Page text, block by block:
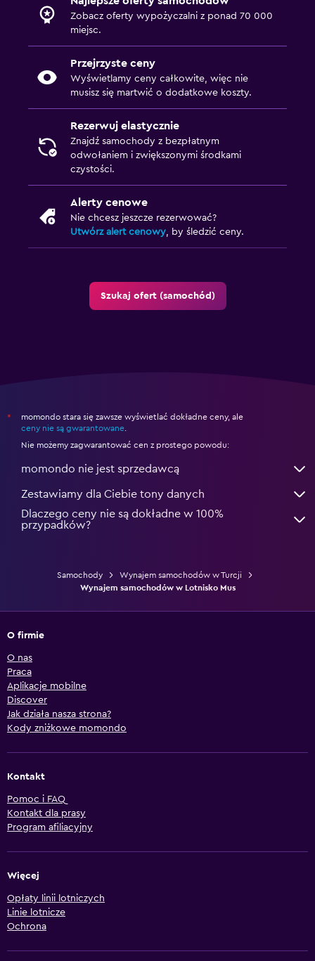
Zobacz oferty wypożyczalni z ponad 70 000
miejsc.
Przejrzyste ceny
Wyświetlamy ceny całkowite, więc nie
musisz się martwić o dodatkowe koszty.
Rezerwuj elastycznie
Znajdź samochody z bezpłatnym
odwołaniem i zwiększonymi środkami
czystości.
Alerty cenowe
Nie chcesz jeszcze rezerwować?
Utwórz alert cenowy, by śledzić ceny.
Szukaj ofert (samochód)
*
momondo stara się zawsze wyświetlać dokładne ceny, ale
ceny nie są gwarantowane.
Nie możemy zagwarantować cen z prostego powodu:
momondo nie jest sprzedawcą
Zestawiamy dla Ciebie tony danych
Dlaczego ceny nie są dokładne w 100%
przypadków?
Samochody
Wynajem samochodów w Turcji
Wynajem samochodów w Lotnisko Mus
O firmie
O nas
Praca
Aplikacje mobilne
Discover
Jak działa nasza strona?
Kody zniżkowe momondo
Kontakt
Pomoc i FAQ
Kontakt dla prasy
Program afiliacyjny
Więcej
Opłaty linii lotniczych
Linie lotnicze
Ochrona